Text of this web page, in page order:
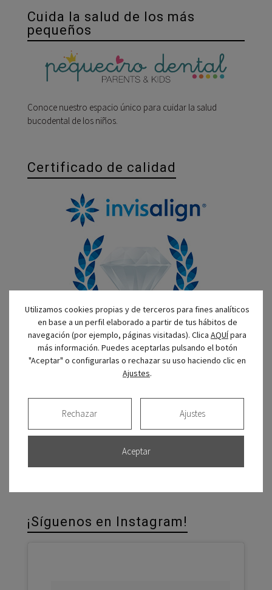
Cuida la salud de los más
pequeños
Conoce nuestro espacio único para cuidar la salud
bucodental de los niños.
Certificado de calidad
CIRO en Facebook
¡Síguenos en Instagram!
Utilizamos cookies propias y de terceros para fines analíticos
en base a un perfil elaborado a partir de tus hábitos de
navegación (por ejemplo, páginas visitadas). Clica AQUÍpara
más información. Puedes aceptarlas pulsando el botón
"Aceptar" o configurarlas o rechazar su uso haciendo clic en
Ajustes.
Aceptar
Rechazar Ajustes